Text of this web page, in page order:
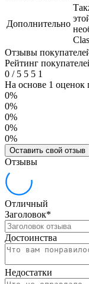
Дополнительно
Отзывы
Рейтинг
0 /5 5 5 1
На основе 1 оценок
0%
0%
0%
0%
0%
Оставить свой отзыв
Отзывы
Отличный
Заголовок*
Достоинства
Недостатки